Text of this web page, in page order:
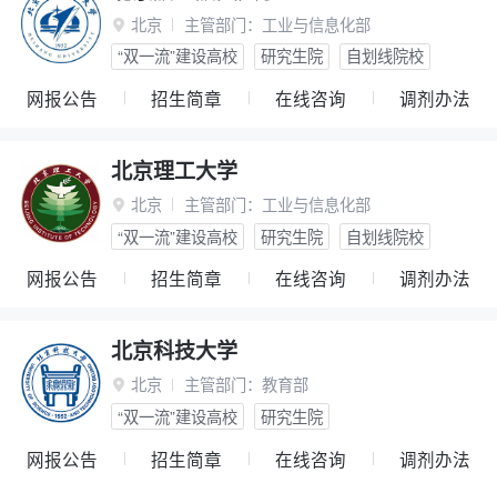
 北京 主管部门： 工业与信息化部
“双一流”建设高校
研究生院 自划线院校
网报公告 招生简章 在线咨询 调剂办法
北京理工大学
 北京 主管部门： 工业与信息化部
“双一流”建设高校
研究生院 自划线院校
网报公告 招生简章 在线咨询 调剂办法
北京科技大学
 北京 主管部门： 教育部
“双一流”建设高校
研究生院
网报公告 招生简章 在线咨询 调剂办法